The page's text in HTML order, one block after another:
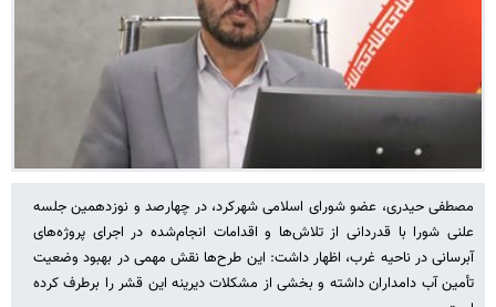
مصطفی حیدری، عضو شورای اسلامی شهرکرد، در چهارصد و نوزدهمین جلسه
علنی شورا با قدردانی از تلاش‌ها و اقدامات انجام‌شده در اجرای پروژه‌های
آبرسانی در ناحیه غرب، اظهار داشت: این طرح‌ها نقش مهمی در بهبود وضعیت
تأمین آب دامداران داشته و بخشی از مشکلات دیرینه این قشر را برطرف کرده